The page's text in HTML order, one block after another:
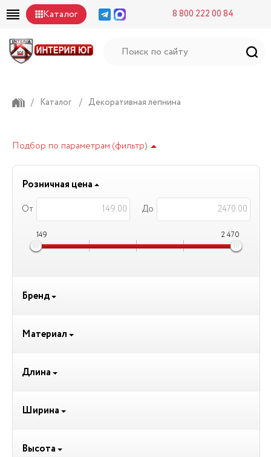
Каталог 8 800 222 00 84
/ Каталог / Декоративная лепнина
Подбор по параметрам (фильтр)
Розничная цена
От До
149 2 470
Бренд
Материал
Длина
Ширина
Высота